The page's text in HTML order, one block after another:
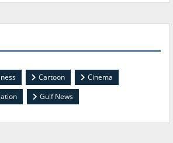
Cartoon
Cinema
Gulf News